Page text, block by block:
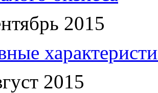
2015
2015